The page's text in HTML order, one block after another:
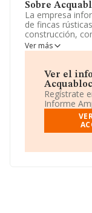
Sobre
La empresa
de fincas
construcción,
pisos,
cualquier
Sociedad
sociedad no
Según las
INFORMA, el
encima de la
B63505697,
Ver más
Ver el
Regístrate
Informe